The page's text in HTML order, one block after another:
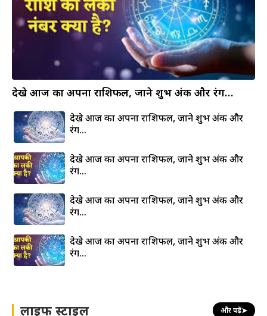
देखे आज का अपना राशिफल, जाने शुभ अंक और रंग…
देखे आज का अपना राशिफल, जाने शुभ अंक और
रंग…
देखे आज का अपना राशिफल, जाने शुभ अंक और
रंग…
देखे आज का अपना राशिफल, जाने शुभ अंक और
रंग…
देखे आज का अपना राशिफल, जाने शुभ अंक और
रंग…
लाइफ स्टाइल और पढ़ें➤